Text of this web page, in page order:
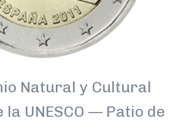
Natural y Cultural
la UNESCO — Patio de